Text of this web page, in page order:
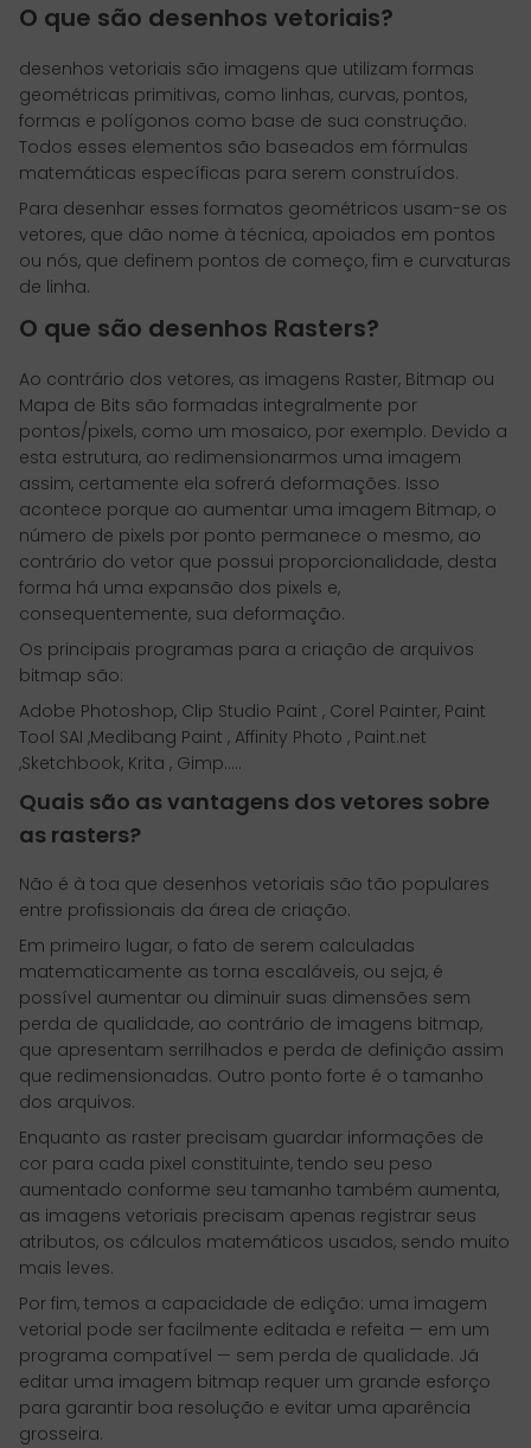
O que são desenhos vetoriais?
desenhos vetoriais são imagens que utilizam formas
geométricas primitivas, como linhas, curvas, pontos,
formas e polígonos como base de sua construção.
Todos esses elementos são baseados em fórmulas
matemáticas específicas para serem construídos.
Para desenhar esses formatos geométricos usam-se os
vetores, que dão nome à técnica, apoiados em pontos
ou nós, que definem pontos de começo, fim e curvaturas
de linha.
O que são desenhos Rasters?
Ao contrário dos vetores, as imagens Raster, Bitmap ou
Mapa de Bits são formadas integralmente por
pontos/pixels, como um mosaico, por exemplo. Devido a
esta estrutura, ao redimensionarmos uma imagem
assim, certamente ela sofrerá deformações. Isso
acontece porque ao aumentar uma imagem Bitmap, o
número de pixels por ponto permanece o mesmo, ao
contrário do vetor que possui proporcionalidade, desta
forma há uma expansão dos pixels e,
consequentemente, sua deformação.
Os principais programas para a criação de arquivos
bitmap são:
Adobe Photoshop, Clip Studio Paint , Corel Painter, Paint
Tool SAI ,Medibang Paint , Affinity Photo , Paint.net
,Sketchbook, Krita , Gimp.....
Quais são as vantagens dos vetores sobre
as rasters?
Não é à toa que desenhos vetoriais são tão populares
entre profissionais da área de criação.
Em primeiro lugar, o fato de serem calculadas
matematicamente as torna escaláveis, ou seja, é
possível aumentar ou diminuir suas dimensões sem
perda de qualidade, ao contrário de imagens bitmap,
que apresentam serrilhados e perda de definição assim
que redimensionadas. Outro ponto forte é o tamanho
dos arquivos.
Enquanto as raster precisam guardar informações de
cor para cada pixel constituinte, tendo seu peso
aumentado conforme seu tamanho também aumenta,
as imagens vetoriais precisam apenas registrar seus
atributos, os cálculos matemáticos usados, sendo muito
mais leves.
Por fim, temos a capacidade de edição: uma imagem
vetorial pode ser facilmente editada e refeita — em um
programa compatível — sem perda de qualidade. Já
editar uma imagem bitmap requer um grande esforço
para garantir boa resolução e evitar uma aparência
grosseira.